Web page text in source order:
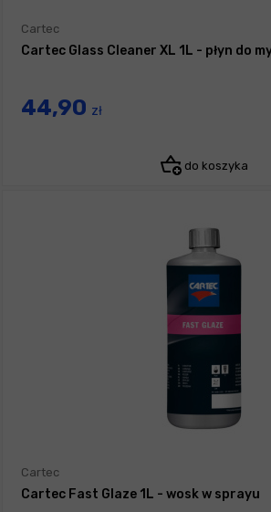
Cartec
Cartec Glass Cleaner XL 1L - płyn do
44,90 zł
do koszyka
Cartec
Cartec Fast Glaze 1L - wosk w sprayu